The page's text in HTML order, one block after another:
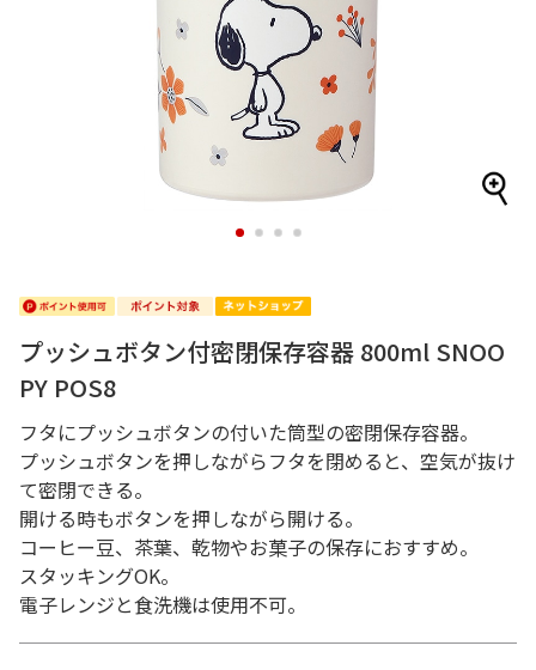
1 2 3 4
プッシュボタン付密閉保存容器 800ml SNOO
PY POS8
フタにプッシュボタンの付いた筒型の密閉保存容器。
プッシュボタンを押しながらフタを閉めると、空気が抜け
て密閉できる。
開ける時もボタンを押しながら開ける。
コーヒー豆、茶葉、乾物やお菓子の保存におすすめ。
スタッキングOK。
電子レンジと食洗機は使用不可。